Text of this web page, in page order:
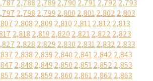
2,788 2,789 2,790 2,7912,792 2,793
2,798 2,799 2,800 2,8012,802 2,803
2,808 2,809 2,810 2,8112,812 2,813
2,818 2,819 2,820 2,8212,822 2,823
2,828 2,829 2,830 2,8312,832 2,833
2,838 2,839 2,840 2,8412,842 2,843
2,848 2,849 2,850 2,8512,852 2,853
2,858 2,859 2,860 2,8612,862 2,863